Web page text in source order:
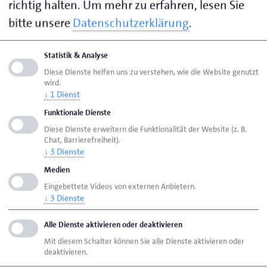
Zimmerermeister und Präsident der
Handwerkskammer Flensburg.
Viele Chancen im Handwerk
Mit rund 130 Berufen ist die Vielfalt groß und die
Karrierechancen sind besser denn je. „Viele junge
Menschen suchen nach einem sinnerfüllenden Beruf,
bei dem sie mit ihren eigenen Händen etwas
gestalten können. In einem Praktikum können sie
unmittelbar erleben, was das bedeutet.“ Ein
Praktikum sei die beste Möglichkeit, die Abläufe im
Betrieb und auch die eigenen Fähigkeiten besser
kennenzulernen, so Arp. In nahezu allen Branchen
suchen Handwerksbetriebe händeringend nach
geeigneten Auszubildenden. Viele Azubi-Stellen im
Land sind derzeit nicht besetzt. Und das vor dem
richtig halten. Um mehr zu erfahren, lesen Sie
bitte unsereDatenschutzerklärung.
Statistik & Analyse
Diese Dienste helfen uns zu verstehen, wie die Website genutzt
wird.
↓ 1 Dienst
Funktionale Dienste
Diese Dienste erweitern die Funktionalität der Website (z. B.
Chat, Barrierefreiheit).
↓ 3 Dienste
Medien
Eingebettete Videos von externen Anbietern.
↓ 3 Dienste
Alle Dienste aktivieren oder deaktivieren
Mit diesem Schalter können Sie alle Dienste aktivieren oder
deaktivieren.